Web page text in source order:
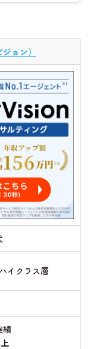
ョン）
イクラス層
績